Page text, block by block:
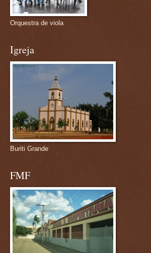
Orquestra de viola
Igreja
Buriti Grande
FMF